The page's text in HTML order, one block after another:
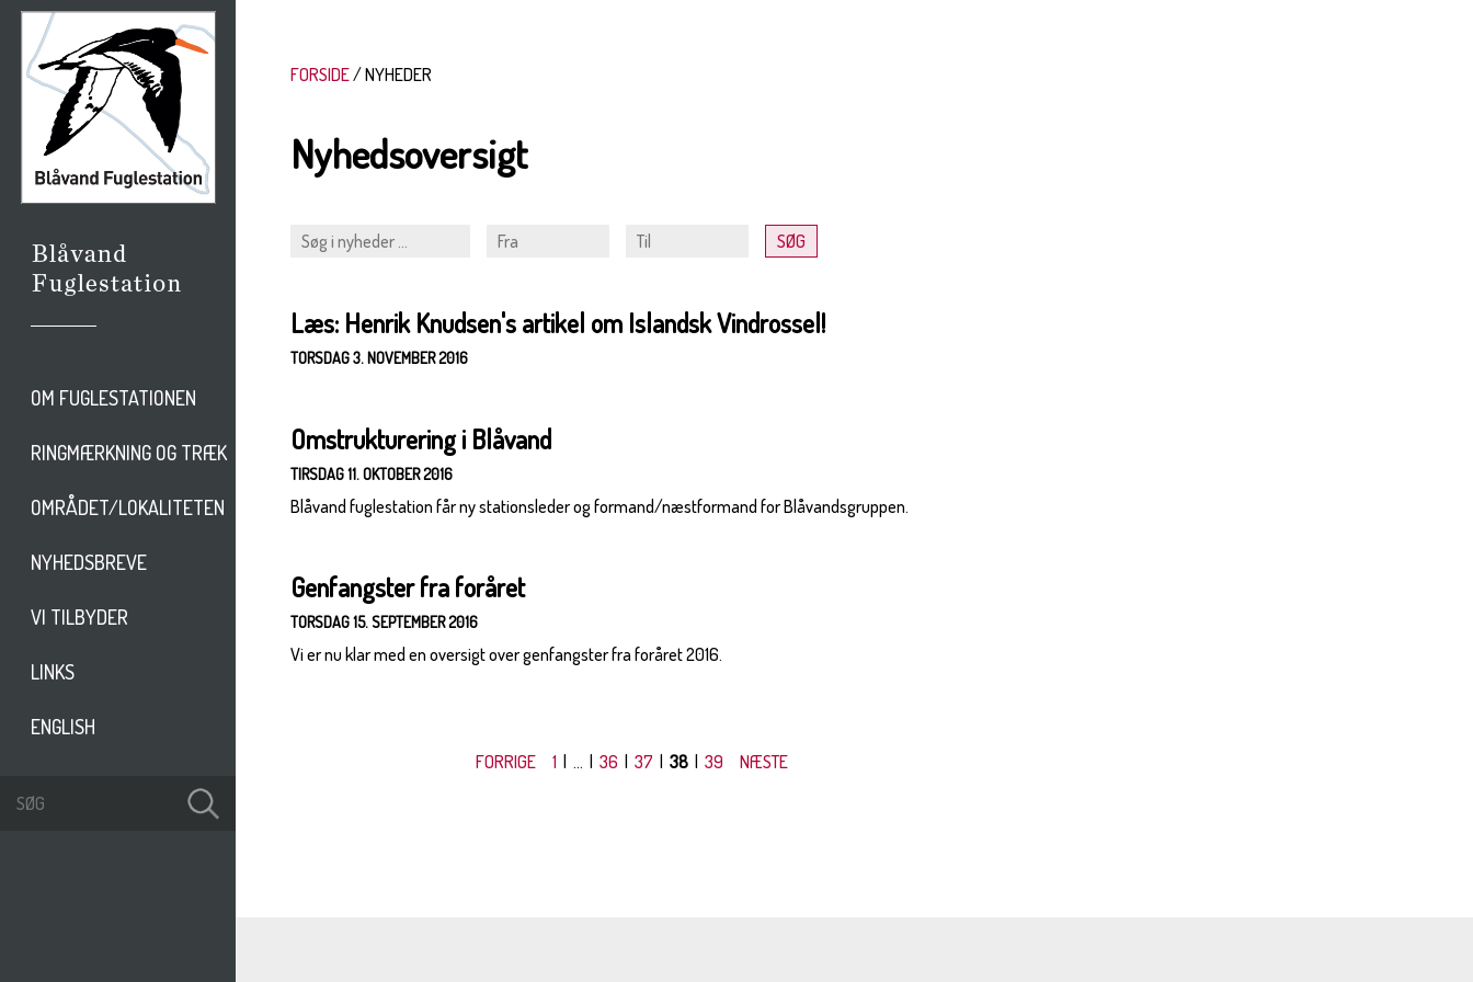
OM FUGLESTATIONEN
RINGMÆRKNING OG TRÆK
OMRÅDET/LOKALITETEN
NYHEDSBREVE
VI TILBYDER
LINKS
ENGLISH
FORSIDE NYHEDER
Nyhedsoversigt
Læs: Henrik Knudsen's artikel om Islandsk Vindrossel!
TORSDAG 3. NOVEMBER 2016
Omstrukturering i Blåvand
TIRSDAG 11. OKTOBER 2016
Blåvand fuglestation får ny stationsleder og formand/næstformand for Blåvandsgruppen.
Genfangster fra foråret
TORSDAG 15. SEPTEMBER 2016
Vi er nu klar med en oversigt over genfangster fra foråret 2016.
FORRIGE 1 | ... | 36 37 38| 39 NÆSTE